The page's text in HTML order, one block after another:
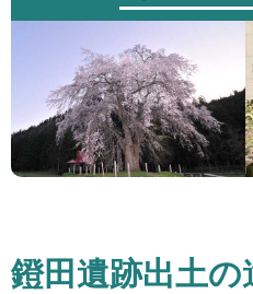
文
鐙田遺跡出土の